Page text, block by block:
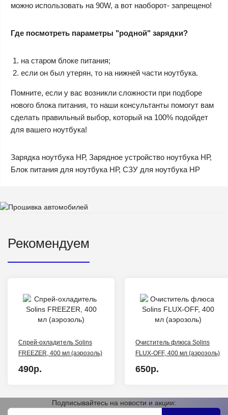
можно использовать на 90W, а вот наоборот- запрещено!
Где посмотреть параметры "родной" зарядки?
на старом блоке питания;
если он был утерян, то на нижней части ноутбука.
Помните, если у вас возникли сложности при подборе
нового блока питания, то наши консультанты помогут вам
сделать правильный выбор, который на 100% подойдет
для вашего ноутбука!
Зарядка ноутбука НР, Зарядное устройство ноутбука НР,
Блок питания для ноутбука НР, СЗУ для ноутбука HP
Рекомендуем
Спрей-охладитель Solins
FREEZER, 400 мл (аэрозоль)
490р.
Очиститель флюса Solins
FLUX-OFF, 400 мл (аэрозоль)
650р.
Подписывайтесь на новости и акции: